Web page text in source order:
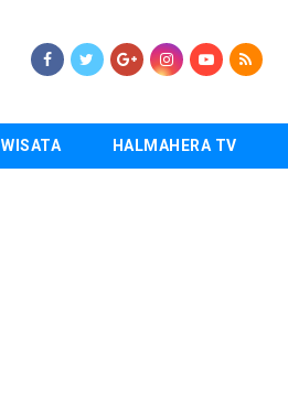
WISATA HALMAHERA TV